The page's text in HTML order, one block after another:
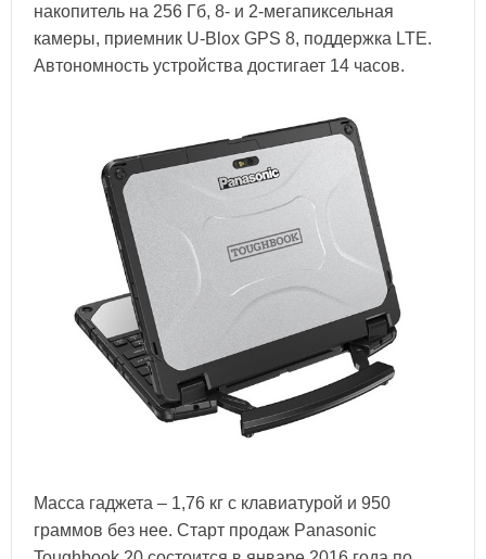
накопитель на 256 Гб, 8- и 2-мегапиксельная
камеры, приемник U-Blox GPS 8, поддержка LTE.
Автономность устройства достигает 14 часов.
Масса гаджета – 1,76 кг с клавиатурой и 950
граммов без нее. Старт продаж Panasonic